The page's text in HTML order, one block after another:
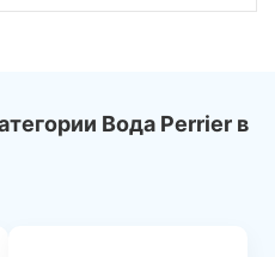
Вода Perrier в